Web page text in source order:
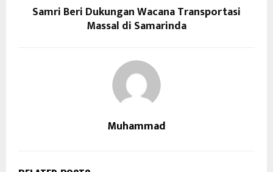
Samri Beri Dukungan Wacana Transportasi
Massal di Samarinda
Muhammad